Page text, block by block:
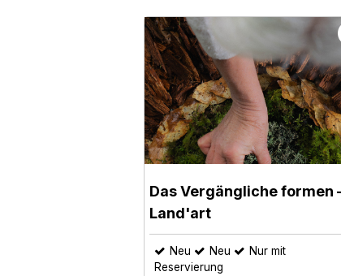
Das Vergängliche formen
Land'art
Neu Neu
Nur mit
Reservierung